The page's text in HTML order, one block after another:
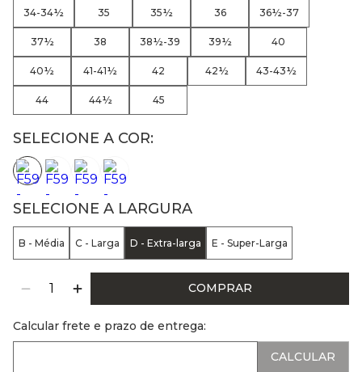
34-34½ 35 35½ 36 36½-37
37½ 38 38½-39 39½ 40
40½ 41-41½ 42 42½ 43-43½
44 44½ 45
SELECIONE A COR:
SELECIONE A LARGURA
B - Média C - Larga D - Extra-larga E - Super-Larga
COMPRAR
Calcular frete e prazo de entrega: